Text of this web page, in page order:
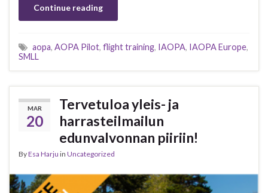
Continue reading
aopa, AOPA Pilot, flight training, IAOPA, IAOPA Europe,
SMLL
MAR
20
Tervetuloa yleis- ja
harrasteilmailun
edunvalvonnan piiriin!
ByEsa Harju in Uncategorized